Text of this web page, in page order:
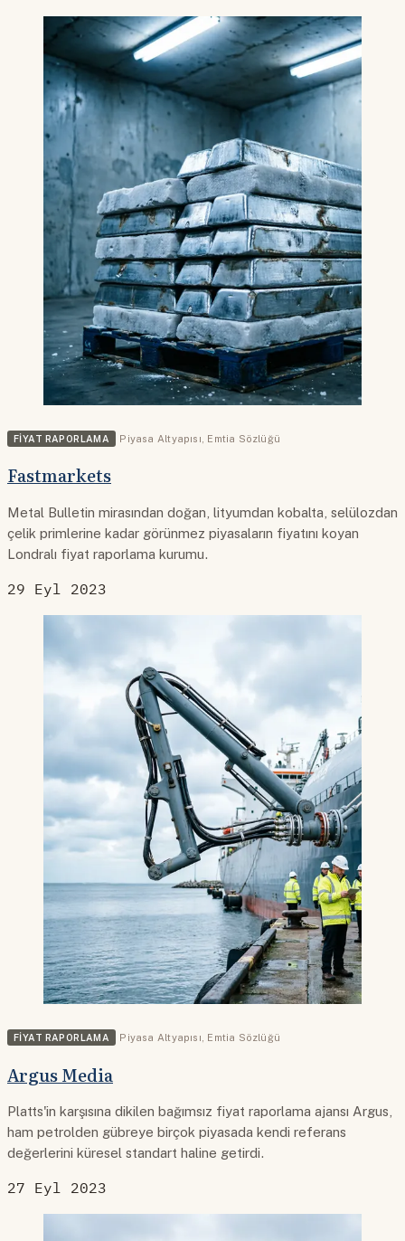
FIYAT RAPORLAMA Piyasa Altyapısı Emtia Sözlüğü
Fastmarkets
Metal Bulletin mirasından doğan, lityumdan kobalta, selülozdan
çelik primlerine kadar görünmez piyasaların fiyatını koyan
Londralı fiyat raporlama kurumu.
29 Eyl 2023
FIYAT RAPORLAMA Piyasa Altyapısı Emtia Sözlüğü
Argus Media
Platts'in karşısına dikilen bağımsız fiyat raporlama ajansı Argus,
ham petrolden gübreye birçok piyasada kendi referans
değerlerini küresel standart haline getirdi.
27 Eyl 2023